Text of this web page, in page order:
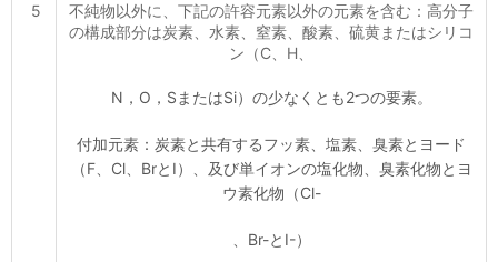
5
不純物以外に、下記の許容元素以外の元素を含む：高分子
の構成部分は炭素、水素、窒素、酸素、硫黄またはシリコ
ン（C、H、
N，O，SまたはSi）の少なくとも2つの要素。
付加元素：炭素と共有するフッ素、塩素、臭素とヨード
（F、Cl、BrとI）、及び単イオンの塩化物、臭素化物とヨ
ウ素化物（Cl-
、Br-とI-）